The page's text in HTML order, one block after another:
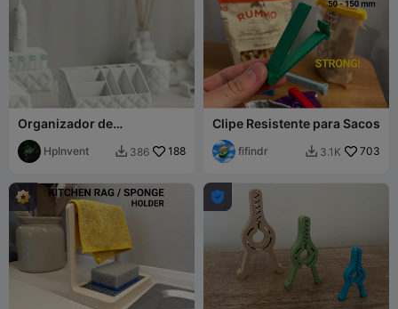
Organizador de
Maquiagem (Conjunto de
Banheiro Inflável)
HpInvent  386 188
Clipe Resistente para Sacos
fifindr  3.1K 703
